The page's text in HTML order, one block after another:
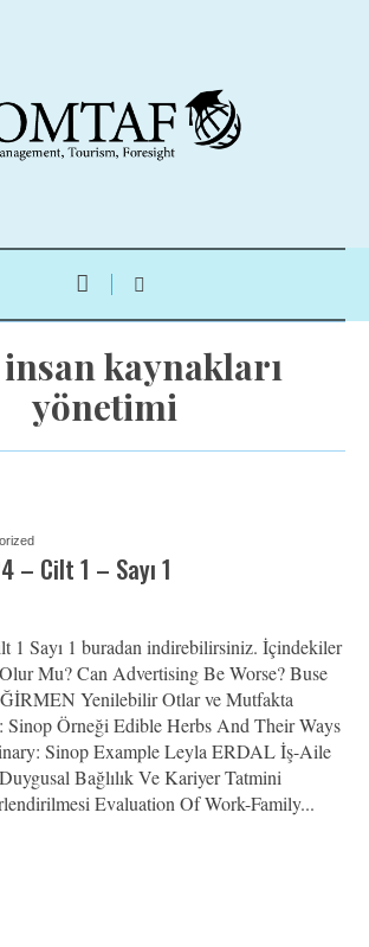
insan kaynakları
yönetimi
– Cilt 1 – Sayı 1
1 Sayı 1 buradan indirebilirsiniz. İçindekiler
Mu? Can Advertising Be Worse? Buse
Yenilebilir Otlar ve Mutfakta
Sinop Örneği Edible Herbs And Their Ways
Sinop Example Leyla ERDAL İş-Aile
Bağlılık Ve Kariyer Tatmini
Evaluation Of Work-Family...